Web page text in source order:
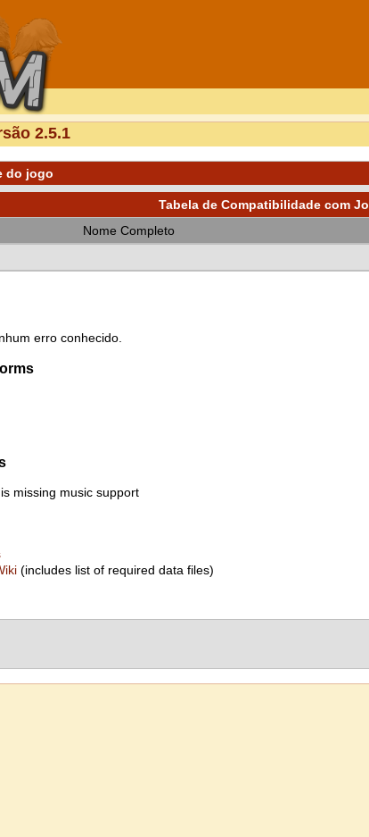
2.5.1
do jogo
Tabela de Compatibilidade com
Nome Completo
erro conhecido.
missing music support
(includes list of required data files)